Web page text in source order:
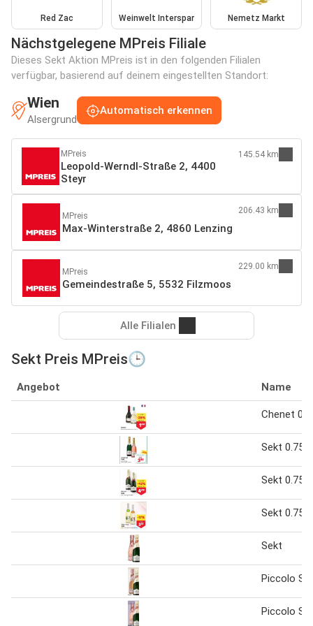
Red Zac Weinwelt Interspar Nemetz Markt
Nächstgelegene MPreis Filiale
Dieses Sekt Aktion MPreis ist in den folgenden Filialen
verfügbar, basierend auf deinem eingestellten Standort:
Wien
Alsergrund
Automatisch erkennen
MPreis
Leopold-Werndl-Straße 2, 4400
Steyr
145.54 km
MPreis
Max-Winterstraße 2, 4860 Lenzing
206.43 km
MPreis
Gemeindestraße 5, 5532 Filzmoos
229.00 km
Alle Filialen
Sekt Preis MPreis🕒
Angebot Name
Chenet
Sekt 0.75 L
Sekt 0.75 L
Sekt 0.75 L
Sekt
Piccolo
Piccolo